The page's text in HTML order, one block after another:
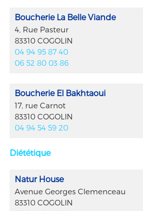
Boucherie La Belle Viande
4, Rue Pasteur
83310 COGOLIN
04 94 95 87 40
06 52 80 03 86
Boucherie El Bakhtaoui
17, rue Carnot
83310 COGOLIN
04 94 54 59 20
Diététique
Natur House
Avenue Georges Clemenceau
83310 COGOLIN